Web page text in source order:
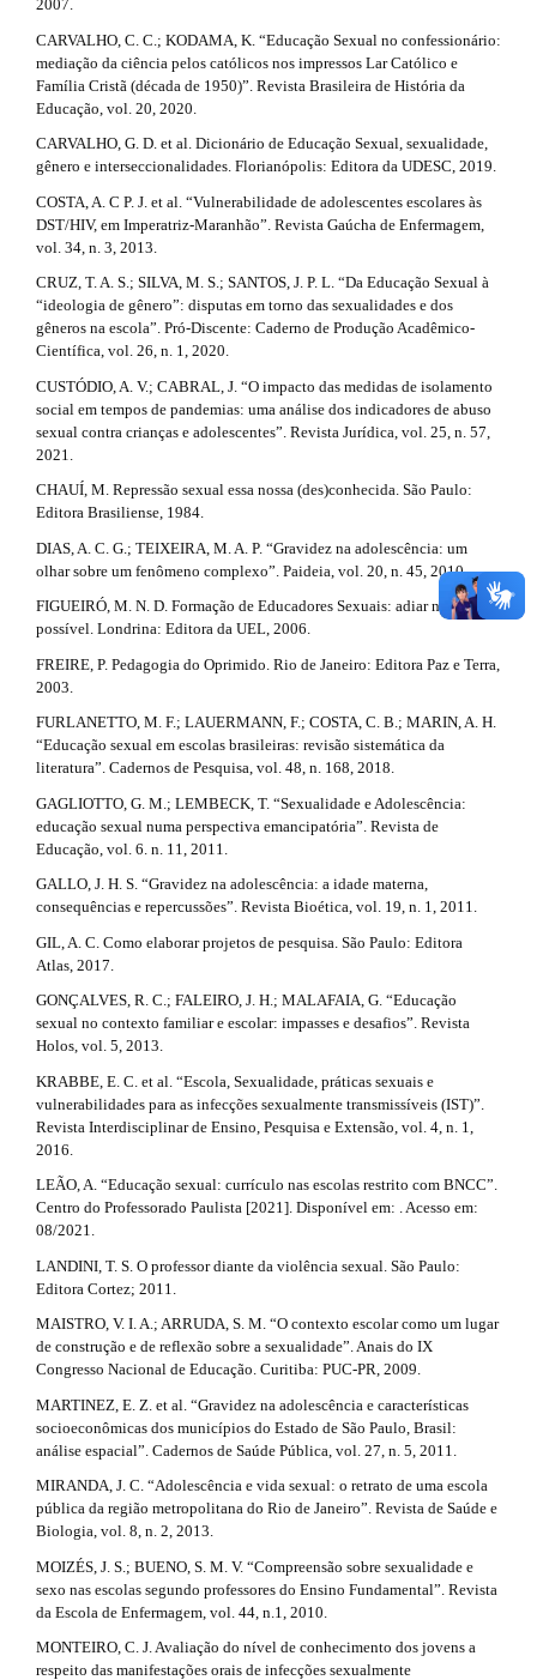
2007.
CARVALHO, C. C.; KODAMA, K. “Educação Sexual no confessionário:
mediação da ciência pelos católicos nos impressos Lar Católico e
Família Cristã (década de 1950)”. Revista Brasileira de História da
Educação, vol. 20, 2020.
CARVALHO, G. D. et al. Dicionário de Educação Sexual, sexualidade,
gênero e interseccionalidades. Florianópolis: Editora da UDESC, 2019.
COSTA, A. C P. J. et al. “Vulnerabilidade de adolescentes escolares às
DST/HIV, em Imperatriz-Maranhão”. Revista Gaúcha de Enfermagem,
vol. 34, n. 3, 2013.
CRUZ, T. A. S.; SILVA, M. S.; SANTOS, J. P. L. “Da Educação Sexual à
“ideologia de gênero”: disputas em torno das sexualidades e dos
gêneros na escola”. Pró-Discente: Caderno de Produção Acadêmico-
Científica, vol. 26, n. 1, 2020.
CUSTÓDIO, A. V.; CABRAL, J. “O impacto das medidas de isolamento
social em tempos de pandemias: uma análise dos indicadores de abuso
sexual contra crianças e adolescentes”. Revista Jurídica, vol. 25, n. 57,
2021.
CHAUÍ, M. Repressão sexual essa nossa (des)conhecida. São Paulo:
Editora Brasiliense, 1984.
DIAS, A. C. G.; TEIXEIRA, M. A. P. “Gravidez na adolescência: um
olhar sobre um fenômeno complexo”. Paideia, vol. 20, n. 45, 2010.
FIGUEIRÓ, M. N. D. Formação de Educadores Sexuais: adiar não é mais
possível. Londrina: Editora da UEL, 2006.
FREIRE, P. Pedagogia do Oprimido. Rio de Janeiro: Editora Paz e Terra,
2003.
FURLANETTO, M. F.; LAUERMANN, F.; COSTA, C. B.; MARIN, A. H.
“Educação sexual em escolas brasileiras: revisão sistemática da
literatura”. Cadernos de Pesquisa, vol. 48, n. 168, 2018.
GAGLIOTTO, G. M.; LEMBECK, T. “Sexualidade e Adolescência:
educação sexual numa perspectiva emancipatória”. Revista de
Educação, vol. 6. n. 11, 2011.
GALLO, J. H. S. “Gravidez na adolescência: a idade materna,
consequências e repercussões”. Revista Bioética, vol. 19, n. 1, 2011.
GIL, A. C. Como elaborar projetos de pesquisa. São Paulo: Editora
Atlas, 2017.
GONÇALVES, R. C.; FALEIRO, J. H.; MALAFAIA, G. “Educação
sexual no contexto familiar e escolar: impasses e desafios”. Revista
Holos, vol. 5, 2013.
KRABBE, E. C. et al. “Escola, Sexualidade, práticas sexuais e
vulnerabilidades para as infecções sexualmente transmissíveis (IST)”.
Revista Interdisciplinar de Ensino, Pesquisa e Extensão, vol. 4, n. 1,
2016.
LEÃO, A. “Educação sexual: currículo nas escolas restrito com BNCC”.
Centro do Professorado Paulista [2021]. Disponível em: . Acesso em:
08/2021.
LANDINI, T. S. O professor diante da violência sexual. São Paulo:
Editora Cortez; 2011.
MAISTRO, V. I. A.; ARRUDA, S. M. “O contexto escolar como um lugar
de construção e de reflexão sobre a sexualidade”. Anais do IX
Congresso Nacional de Educação. Curitiba: PUC-PR, 2009.
MARTINEZ, E. Z. et al. “Gravidez na adolescência e características
socioeconômicas dos municípios do Estado de São Paulo, Brasil:
análise espacial”. Cadernos de Saúde Pública, vol. 27, n. 5, 2011.
MIRANDA, J. C. “Adolescência e vida sexual: o retrato de uma escola
pública da região metropolitana do Rio de Janeiro”. Revista de Saúde e
Biologia, vol. 8, n. 2, 2013.
MOIZÉS, J. S.; BUENO, S. M. V. “Compreensão sobre sexualidade e
sexo nas escolas segundo professores do Ensino Fundamental”. Revista
da Escola de Enfermagem, vol. 44, n.1, 2010.
MONTEIRO, C. J. Avaliação do nível de conhecimento dos jovens a
respeito das manifestações orais de infecções sexualmente